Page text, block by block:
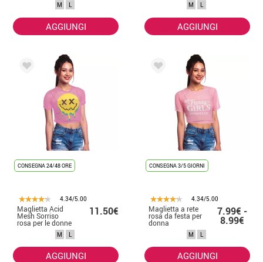
M L
AGGIUNGI
M L
AGGIUNGI
CONSEGNA 24/48 ORE
4.34/5.00
Maglietta Acid
Mesh Sorriso
rosa per le donne
11.50€
M L
AGGIUNGI
CONSEGNA 3/5 GIORNI
4.34/5.00
Maglietta a rete
rosa da festa per
donna
7.99€ -
8.99€
M L
AGGIUNGI